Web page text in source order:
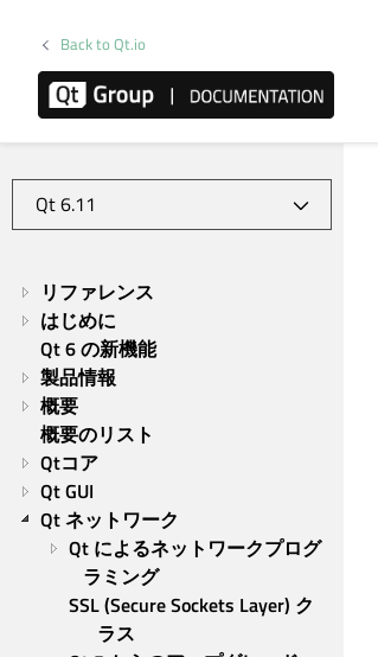
Back to Qt.io
リファレンス
はじめに
Qt 6 の新機能
製品情報
概要
概要のリスト
Qtコア
Qt GUI
Qt ネットワーク
Qt によるネットワークプログ
ラミング
SSL (Secure Sockets Layer) ク
ラス